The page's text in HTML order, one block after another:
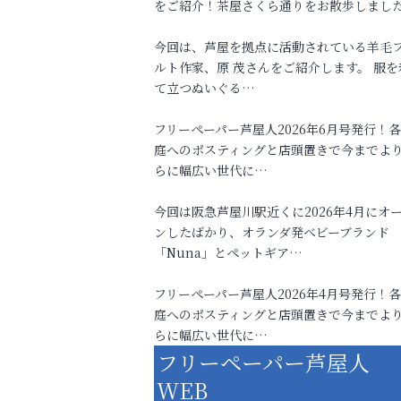
をご紹介！茶屋さくら通りをお散歩しまし
今回は、芦屋を拠点に活動されている羊毛
ルト作家、原 茂さんをご紹介します。 服を
て立つぬいぐる…
フリーペーパー芦屋人2026年6月号発行！
庭へのポスティングと店頭置きで今までよ
らに幅広い世代に…
今回は阪急芦屋川駅近くに2026年4月にオ
ンしたばかり、オランダ発ベビーブランド
「Nuna」とペットギア…
フリーペーパー芦屋人2026年4月号発行！
庭へのポスティングと店頭置きで今までよ
らに幅広い世代に…
フリーペーパー芦屋人
WEB